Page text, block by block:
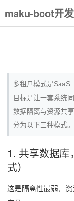
maku-boot开
多租户模式是SaaS
目标是让一套系统
数据隔离与资源共
分为以下三种模式。
1. 共享数据库
式）
这是隔离性最弱、